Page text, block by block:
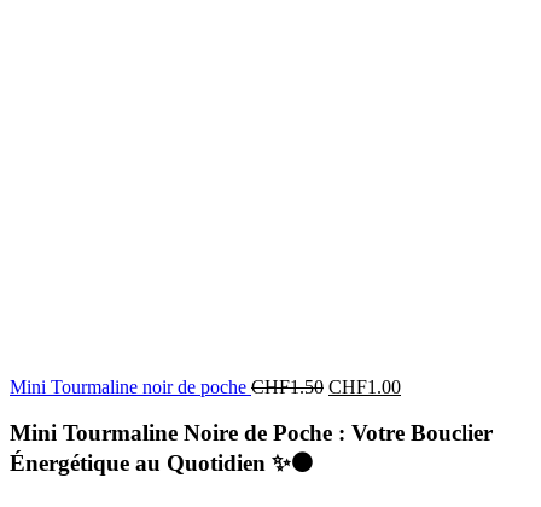
Mini Tourmaline noir de poche CHF1.50 CHF1.00
Mini Tourmaline Noire de Poche : Votre Bouclier
Énergétique au Quotidien ✨⚫